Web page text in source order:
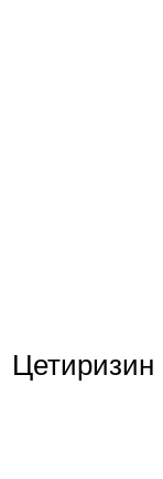
Цетиризин